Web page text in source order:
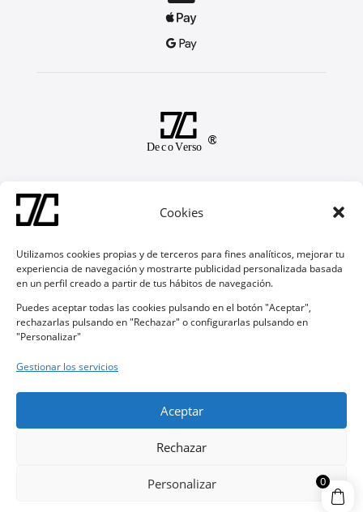
Cookies
Utilizamos cookies propias y de terceros para fines analíticos, mejorar tu
experiencia de navegación y mostrarte publicidad personalizada basada
en un perfil creado a partir de tus hábitos de navegación.
Puedes aceptar todas las cookies pulsando en el botón "Aceptar",
rechazarlas pulsando en "Rechazar" o configurarlas pulsando en
"Personalizar"
Gestionar los servicios
Aceptar
Rechazar
Personalizar


Contacto
Devoluciones y Garantías

Copyright © 2025 Decoverso. Todos los derechos reservados
Aviso legal
Política de privacidad
0